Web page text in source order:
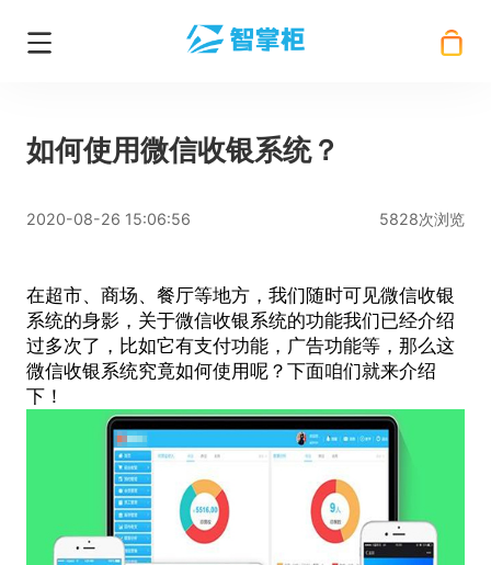
如何使用微信收银系统？
2020-08-26 15:06:56 5828次浏览
在超市、商场、餐厅等地方，我们随时可见微信收银
系统的身影，关于微信收银系统的功能我们已经介绍
过多次了，比如它有支付功能，广告功能等，那么这
微信收银系统究竟如何使用呢？下面咱们就来介绍
下！